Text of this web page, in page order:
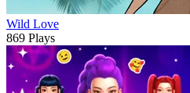
Wild Love
869 Plays